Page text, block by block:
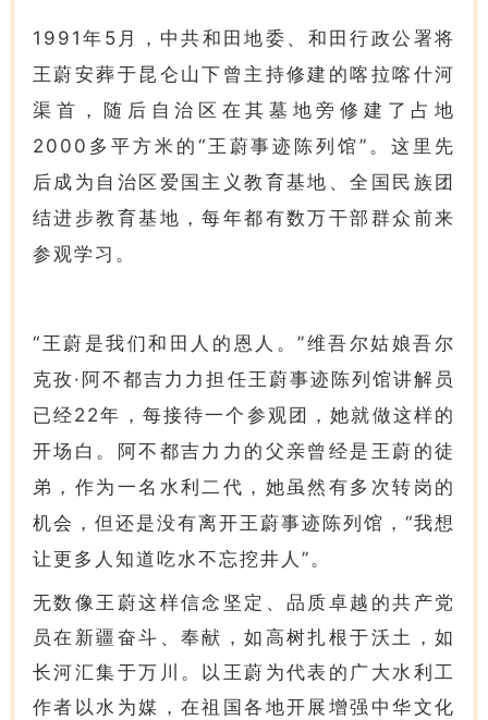
1991年5月，中共和田地委、和田行政公署将
王蔚安葬于昆仑山下曾主持修建的喀拉喀什河
渠首，随后自治区在其墓地旁修建了占地
2000多平方米的“王蔚事迹陈列馆”。这里先
后成为自治区爱国主义教育基地、全国民族团
结进步教育基地，每年都有数万干部群众前来
参观学习。
“王蔚是我们和田人的恩人。”维吾尔姑娘吾尔
克孜·阿不都吉力力担任王蔚事迹陈列馆讲解员
已经22年，每接待一个参观团，她就做这样的
开场白。阿不都吉力力的父亲曾经是王蔚的徒
弟，作为一名水利二代，她虽然有多次转岗的
机会，但还是没有离开王蔚事迹陈列馆，“我想
让更多人知道吃水不忘挖井人”。
无数像王蔚这样信念坚定、品质卓越的共产党
员在新疆奋斗、奉献，如高树扎根于沃土，如
长河汇集于万川。以王蔚为代表的广大水利工
作者以水为媒，在祖国各地开展增强中华文化